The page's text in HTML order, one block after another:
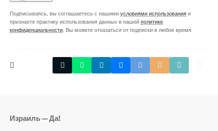
Подписываясь, вы соглашаетесь с нашими условиями использования и
признаете практику использования данных в нашей политике
конфиденциальности . Вы можете отказаться от подписки в любое время.
Израиль — Да!